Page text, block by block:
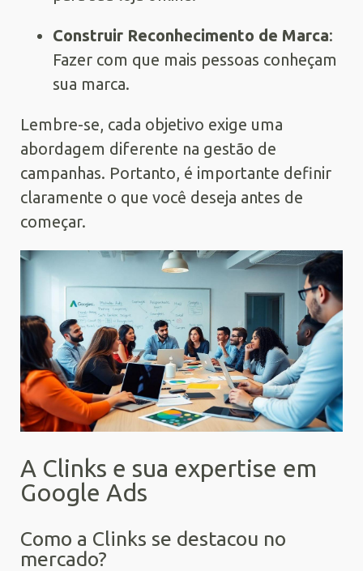
Construir Reconhecimento de Marca:
Fazer com que mais pessoas conheçam
sua marca.
Lembre-se, cada objetivo exige uma
abordagem diferente na gestão de
campanhas. Portanto, é importante definir
claramente o que você deseja antes de
começar.
A Clinks e sua expertise em
Google Ads
Como a Clinks se destacou no
mercado?